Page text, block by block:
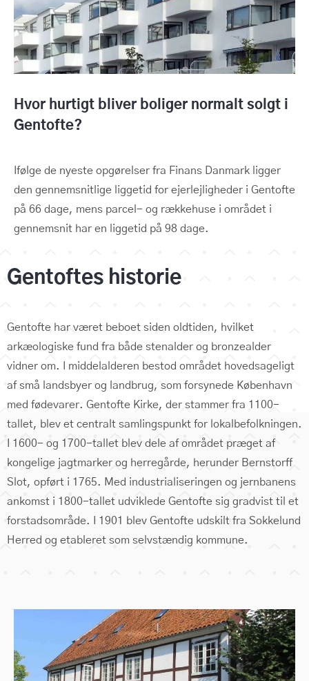
Hvor hurtigt bliver boliger normalt solgt i
Gentofte?
Ifølge de nyeste opgørelser fra Finans Danmark ligger
den gennemsnitlige liggetid for ejerlejligheder i Gentofte
på 66 dage, mens parcel- og rækkehuse i området i
gennemsnit har en liggetid på 98 dage.
Gentoftes historie
Gentofte har været beboet siden oldtiden, hvilket
arkæologiske fund fra både stenalder og bronzealder
vidner om. I middelalderen bestod området hovedsageligt
af små landsbyer og landbrug, som forsynede København
med fødevarer. Gentofte Kirke, der stammer fra 1100-
tallet, blev et centralt samlingspunkt for lokalbefolkningen.
I 1600- og 1700-tallet blev dele af området præget af
kongelige jagtmarker og herregårde, herunder Bernstorff
Slot, opført i 1765. Med industrialiseringen og jernbanens
ankomst i 1800-tallet udviklede Gentofte sig gradvist til et
forstadsområde. I 1901 blev Gentofte udskilt fra Sokkelund
Herred og etableret som selvstændig kommune.